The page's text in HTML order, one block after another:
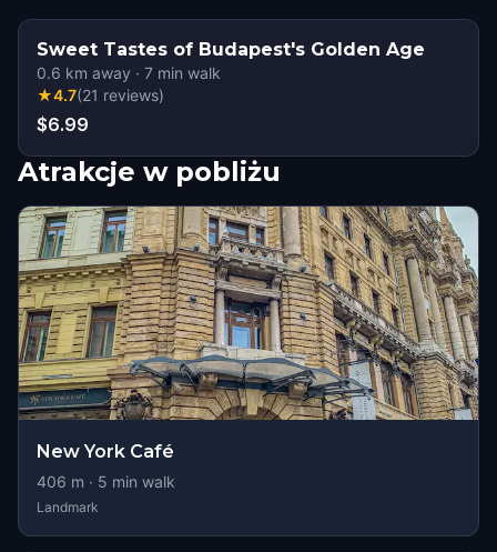
Sweet Tastes of Budapest's Golden Age
0.6 km away · 7 min walk
★4.7(21 reviews)
$6.99
Atrakcje w pobliżu
New York Café
406 m · 5 min walk
Landmark